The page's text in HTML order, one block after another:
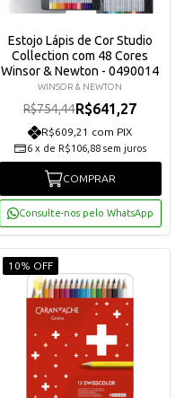
Estojo Lápis de Cor Studio
Collection com 48 Cores
Winsor & Newton - 0490014
WINSOR & NEWTON
R$754,44R$641,27
R$609,21 com PIX
6 x de R$106,88 sem juros
COMPRAR
Consulte-nos pelo WhatsApp
10% OFF